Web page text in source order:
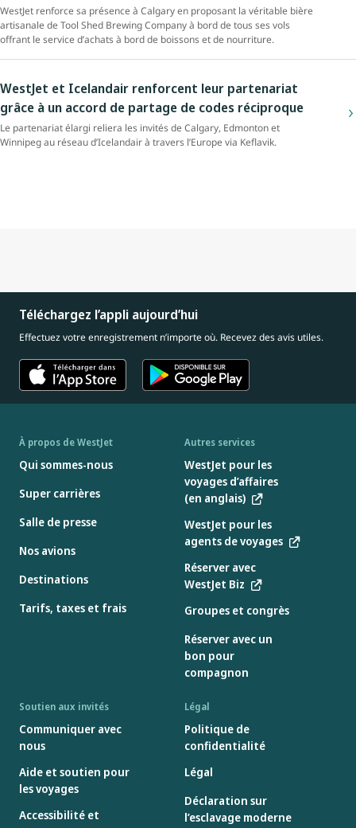
WestJet renforce sa présence à Calgary en proposant la véritable bière
artisanale de Tool Shed Brewing Company à bord de tous ses vols
offrant le service d’achats à bord de boissons et de nourriture.
WestJet et Icelandair renforcent leur partenariat
grâce à un accord de partage de codes réciproque
Le partenariat élargi reliera les invités de Calgary, Edmonton et
Winnipeg au réseau d’Icelandair à travers l’Europe via Keflavik.
Téléchargez l’appli aujourd’hui
Effectuez votre enregistrement n’importe où. Recevez des avis utiles.
À propos de WestJet
Qui sommes-nous
Super carrières
Salle de presse
Nos avions
Destinations
Tarifs, taxes et frais
Autres services
WestJet pour les
voyages d’affaires
(en anglais)
WestJet pour les
agents de voyages
Réserver avec
WestJet Biz
Groupes et congrès
Réserver avec un
bon pour
compagnon
Soutien aux invités
Communiquer avec
nous
Aide et soutien pour
les voyages
Accessibilité et
Légal
Politique de
confidentialité
Légal
Déclaration sur
l’esclavage moderne